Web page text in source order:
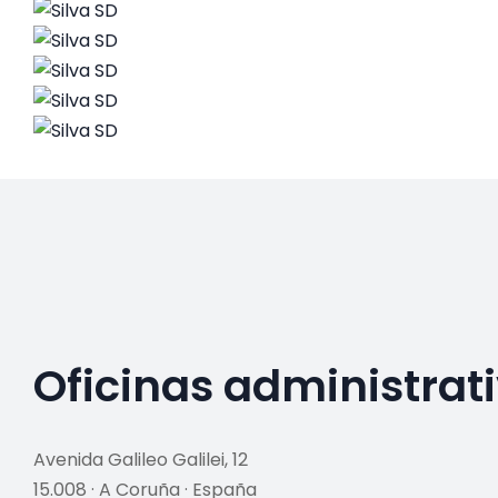
Oficinas
Avenida Galileo Galilei, 12
15.008 · A Coruña · España